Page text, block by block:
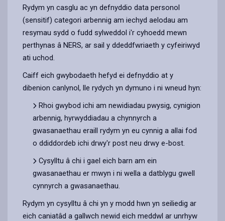
Rydym yn casglu ac yn defnyddio data personol
(sensitif) categori arbennig am iechyd aelodau am
resymau sydd o fudd sylweddol i'r cyhoedd mewn
perthynas â NERS, ar sail y ddeddfwriaeth y cyfeiriwyd
ati uchod.
Caiff eich gwybodaeth hefyd ei defnyddio at y
dibenion canlynol, lle rydych yn dymuno i ni wneud hyn:
Rhoi gwybod ichi am newidiadau pwysig, cynigion
arbennig, hyrwyddiadau a chynnyrch a
gwasanaethau eraill rydym yn eu cynnig a allai fod
o ddiddordeb ichi drwy'r post neu drwy e-bost.
Cysylltu â chi i gael eich barn am ein
gwasanaethau er mwyn i ni wella a datblygu gwell
cynnyrch a gwasanaethau.
Rydym yn cysylltu â chi yn y modd hwn yn seiliedig ar
eich caniatâd a gallwch newid eich meddwl ar unrhyw